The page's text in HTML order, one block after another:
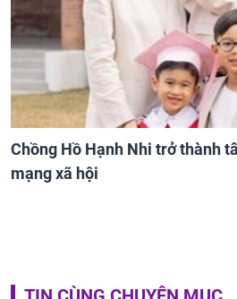
NÓNG: Khởi tố ca sĩ Phương